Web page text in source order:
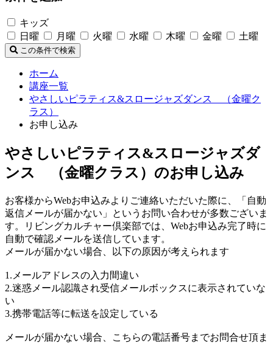
キッズ
日曜
月曜 火曜 水曜 木曜 金曜 土曜
この条件で検索
ホーム
講座一覧
やさしいピラティス&スロージャズダンス （金曜ク
ラス）
お申し込み
やさしいピラティス&スロージャズダ
ンス （金曜クラス）のお申し込み
お客様からWebお申込みよりご連絡いただいた際に、「自動
返信メールが届かない」というお問い合わせが多数ございま
す。リビングカルチャー倶楽部では、Webお申込み完了時に
自動で確認メールを送信しています。
メールが届かない場合、以下の原因が考えられます
1.メールアドレスの入力間違い
2.迷惑メール認識され受信メールボックスに表示されていな
い
3.携帯電話等に転送を設定している
メールが届かない場合、こちらの電話番号までお問合せ頂ま